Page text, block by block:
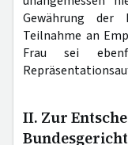
Gewährung der
Teilnahme an
Frau sei
II. Zur